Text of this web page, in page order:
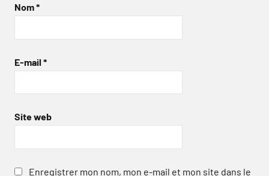
Nom*
E-mail *
Site web
Enregistrer mon nom, mon e-mail et mon site dans le